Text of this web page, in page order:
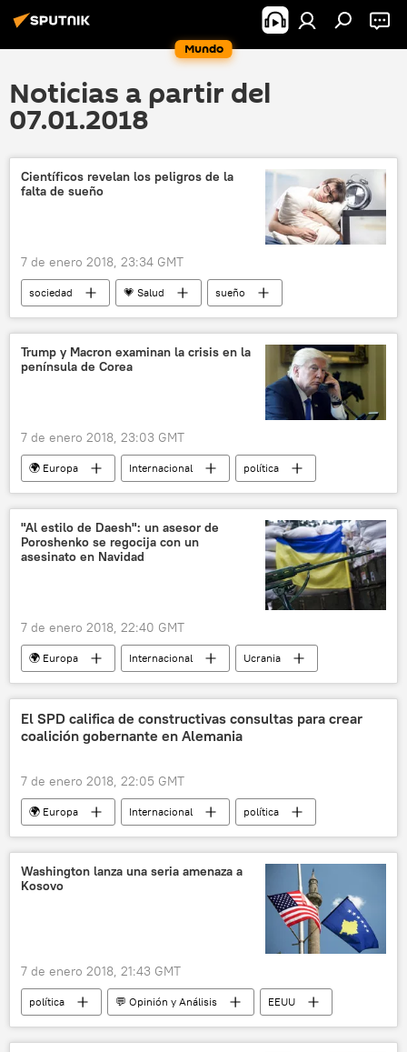
Mundo
Noticias a partir del
07.01.2018
Científicos revelan los peligros de la
falta de sueño
7 de enero 2018, 23:34 GMT
sociedad 💗 Salud
sueño
dormir
noticias
Trump y Macron examinan la crisis en la
península de Corea
7 de enero 2018, 23:03 GMT
🌍 Europa Internacional
política
América del Norte
EEUU
Francia
Corea del Norte
Corea del Sur
Donald Trump
Emmanuel Macron
"Al estilo de Daesh": un asesor de
Poroshenko se regocija con un
asesinato en Navidad
7 de enero 2018, 22:40 GMT
🌍 Europa Internacional
Ucrania
Donbás
Irina Yarovaya
Yuri Biriukov
asesinato
francotiradores
El SPD califica de constructivas consultas para crear
coalición gobernante en Alemania
7 de enero 2018, 22:05 GMT
🌍 Europa Internacional
política
Alemania
Unión Demócrata Cristiana de Alemania (CDU)
Unión Social Cristiana (CSU)
Washington lanza una seria amenaza a
Kosovo
7 de enero 2018, 21:43 GMT
política 💬 Opinión y Análisis
EEUU
Kosovo
noticias